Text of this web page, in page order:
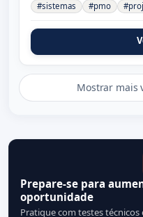
#sistemas #pmo
Mostrar mais
Prepare-se para
oportunidade
Pratique com testes